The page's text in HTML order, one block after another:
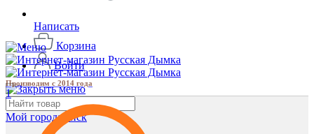
Написать
Корзина
Войти
Производим с 2014 года
1
Мой город: Ейск